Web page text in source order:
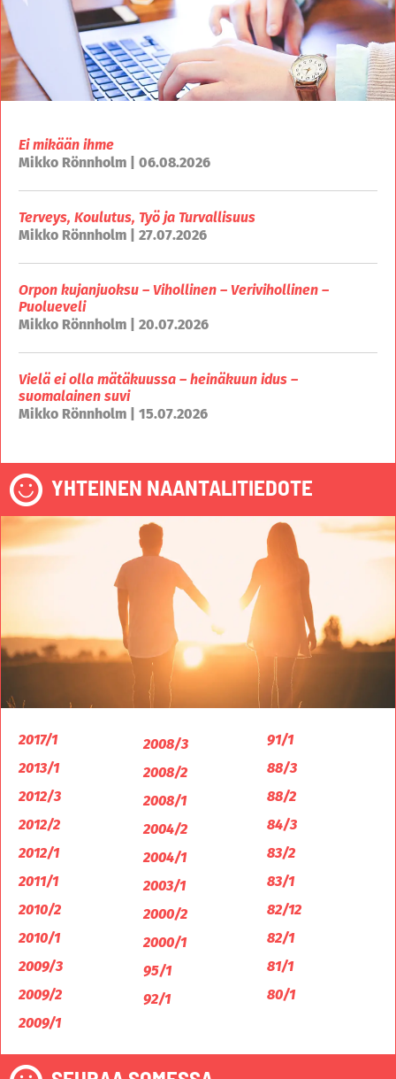
Ei mikään ihme
Mikko Rönnholm | 06.08.2026
Terveys, Koulutus, Työ ja Turvallisuus
Mikko Rönnholm | 27.07.2026
Orpon kujanjuoksu – Vihollinen – Verivihollinen –
Puolueveli
Mikko Rönnholm | 20.07.2026
Vielä ei olla mätäkuussa – heinäkuun idus –
suomalainen suvi
Mikko Rönnholm | 15.07.2026
YHTEINEN NAANTALITIEDOTE
2017/1
2013/1
2012/3
2012/2
2012/1
2011/1
2010/2
2010/1
2009/3
2009/2
2009/1
2008/3
2008/2
2008/1
2004/2
2004/1
2003/1
2000/2
2000/1
95/1
92/1
91/1
88/3
88/2
84/3
83/2
83/1
82/12
82/1
81/1
80/1